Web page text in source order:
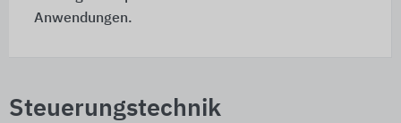
Anwendungen.
Steuerungstechnik